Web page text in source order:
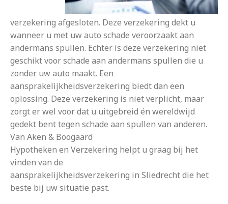
verzekering afgesloten. Deze verzekering dekt u
wanneer u met uw auto schade veroorzaakt aan
andermans spullen. Echter is deze verzekering niet
geschikt voor schade aan andermans spullen die u
zonder uw auto maakt. Een
aansprakelijkheidsverzekering biedt dan een
oplossing. Deze verzekering is niet verplicht, maar
zorgt er wel voor dat u uitgebreid én wereldwijd
gedekt bent tegen schade aan spullen van anderen.
Van Aken & Boogaard
Hypotheken en Verzekering helpt u graag bij het
vinden van de
aansprakelijkheidsverzekering in Sliedrecht die het
beste bij uw situatie past.